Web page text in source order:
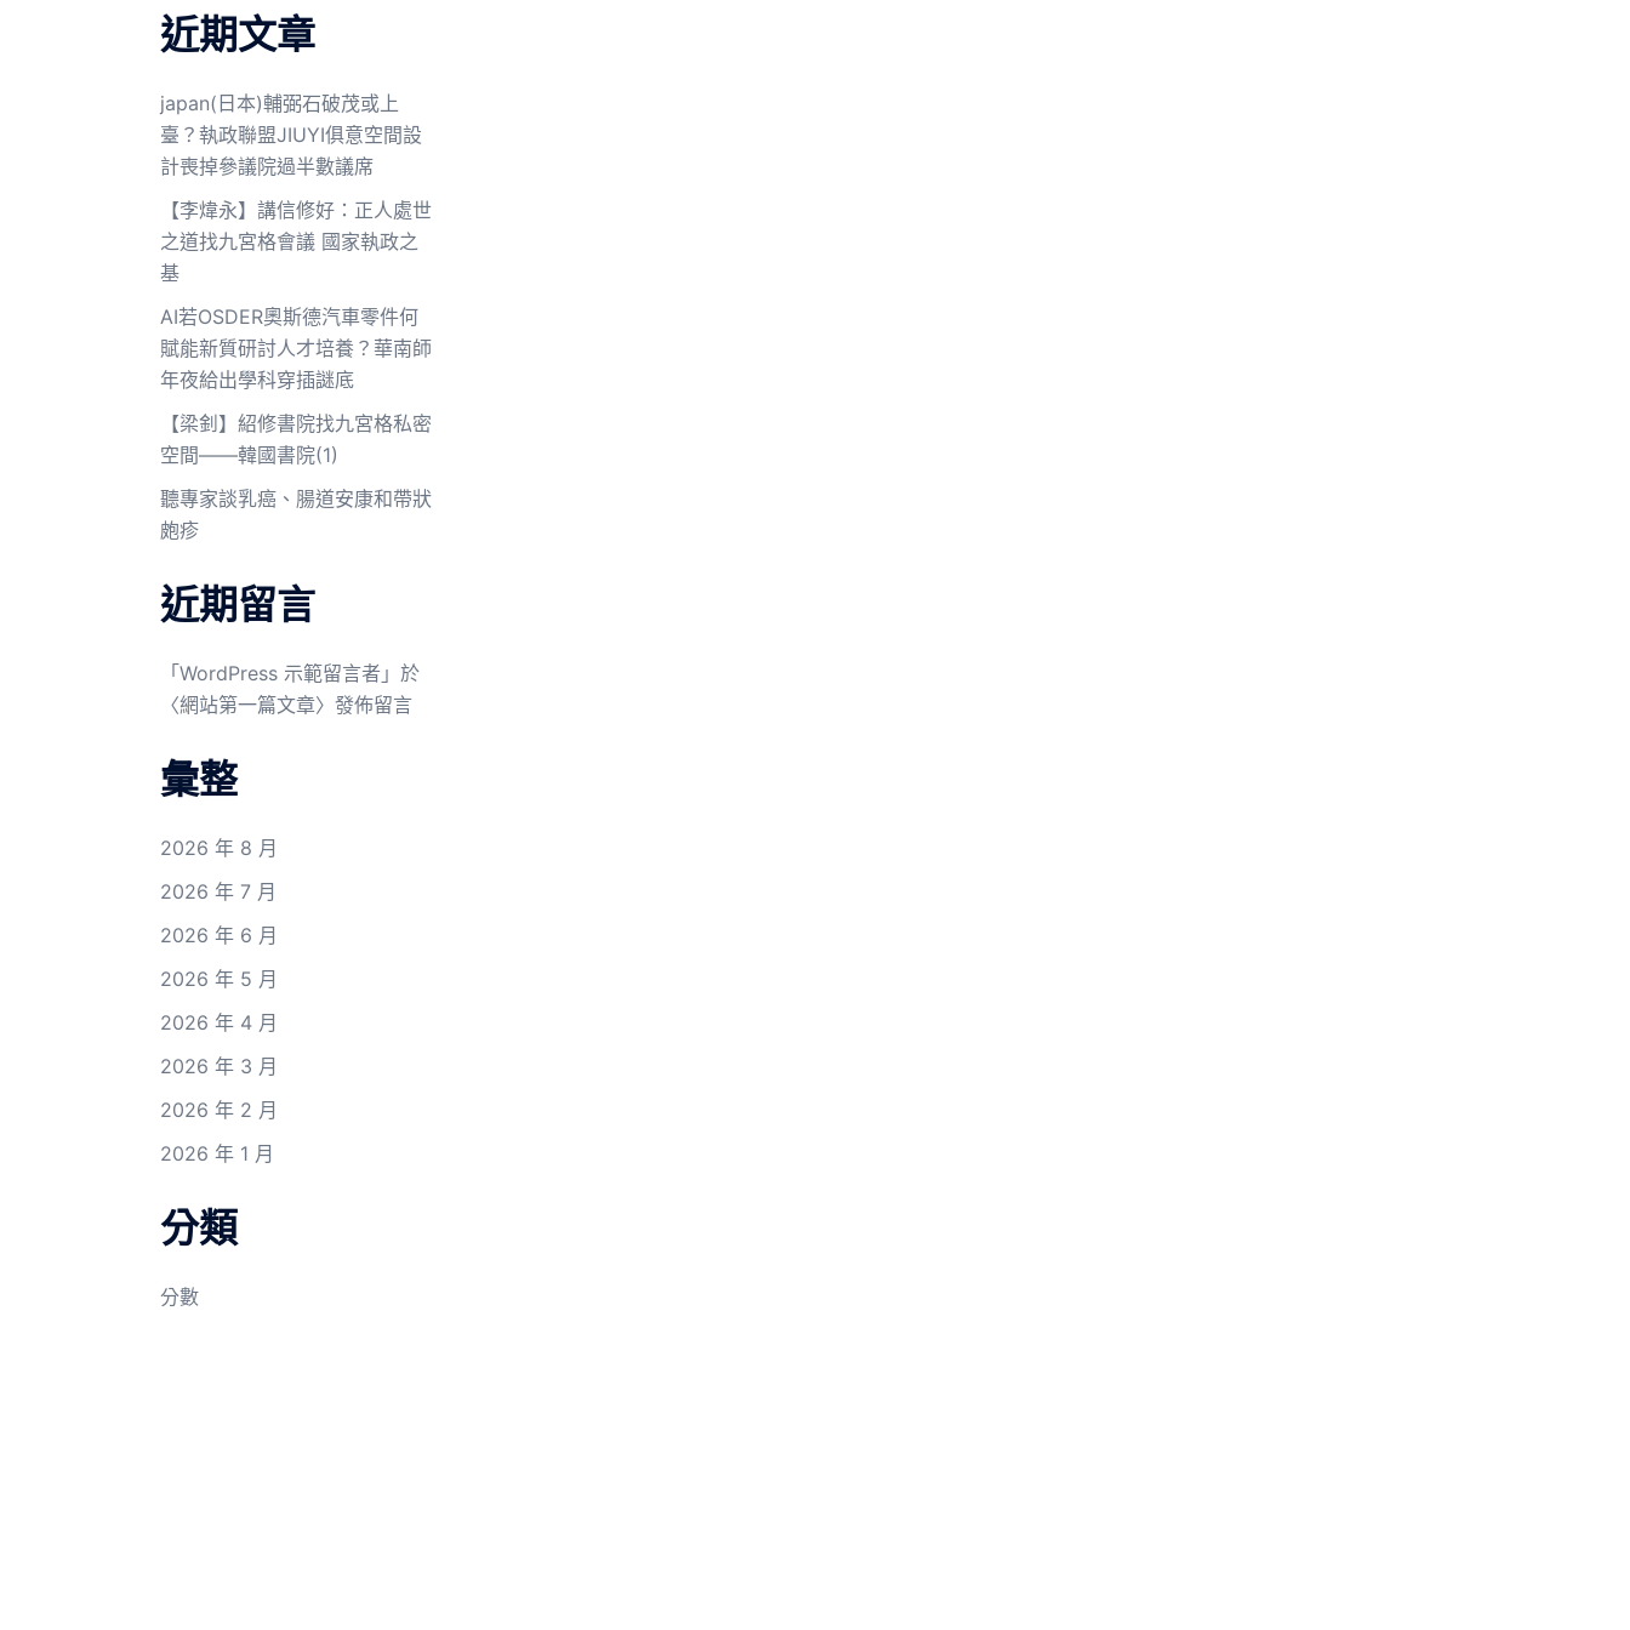
近期文章
japan(日本)輔弼石破茂或上
臺？執政聯盟JIUYI俱意空間設
計喪掉參議院過半數議席
【李煒永】講信修好：正人處世
之道找九宮格會議 國家執政之
基
AI若OSDER奧斯德汽車零件何
賦能新質研討人才培養？華南師
年夜給出學科穿插謎底
【梁釗】紹修書院找九宮格私密
空間——韓國書院(1)
聽專家談乳癌、腸道安康和帶狀
皰疹
近期留言
「 WordPress 示範留言者 」於
〈網站第一篇文章〉發佈留言
彙整
2026 年 8 月
2026 年 7 月
2026 年 6 月
2026 年 5 月
2026 年 4 月
2026 年 3 月
2026 年 2 月
2026 年 1 月
分類
分數